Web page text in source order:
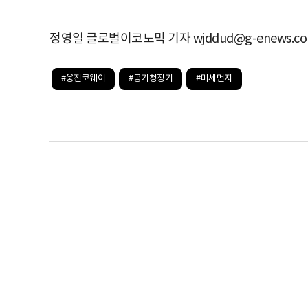
정영일 글로벌이코노믹 기자 wjddud@g-
#웅진코웨이 #공기청정기 #미세먼지